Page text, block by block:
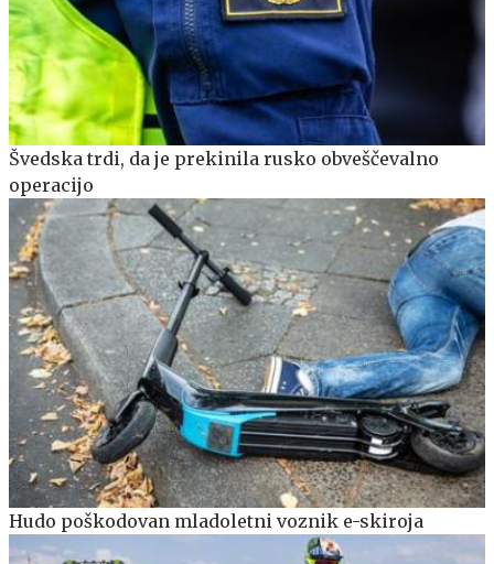
Švedska trdi, da je prekinila rusko obveščevalno
operacijo
Hudo poškodovan mladoletni voznik e-skiroja